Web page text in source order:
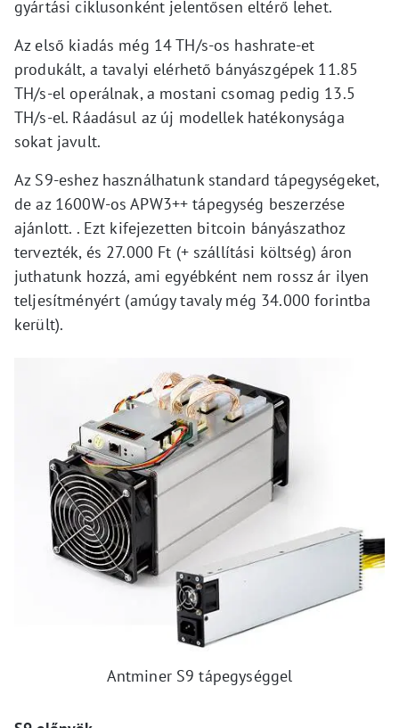
gyártási ciklusonként jelentősen eltérő lehet.
Az első kiadás még 14 TH/s-os hashrate-et
produkált, a tavalyi elérhető bányászgépek 11.85
TH/s-el operálnak, a mostani csomag pedig 13.5
TH/s-el. Ráadásul az új modellek hatékonysága
sokat javult.
Az S9-eshez használhatunk standard tápegységeket,
de az 1600W-os APW3++ tápegység beszerzése
ajánlott. . Ezt kifejezetten bitcoin bányászathoz
tervezték, és 27.000 Ft (+ szállítási költség) áron
juthatunk hozzá, ami egyébként nem rossz ár ilyen
teljesítményért (amúgy tavaly még 34.000 forintba
került).
Antminer S9 tápegységgel